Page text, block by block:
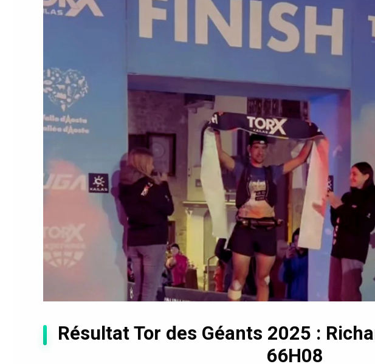
Résultat Tor des Géants 2025 :
66H08